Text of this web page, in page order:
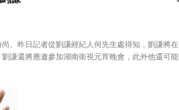
。昨日記者從劉謙經紀人何先生處得知，劉謙將在
謙還將應邀參加湖南衛視元宵晚會，此外他還可能